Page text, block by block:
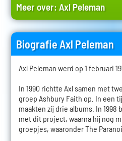
Meer over:Axl Peleman
Biografie Axl Peleman
Axl Peleman werd op 1 februari
In 1990 richtte Axl samen met
groep Ashbury Faith op. In een
maakten zij drie albums. In
met dit project, waarna hij nog
groepjes, waaronder The